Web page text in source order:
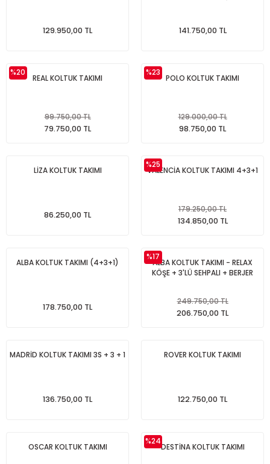
129.950,00 TL 141.750,00 TL
%20
REAL KOLTUK TAKIMI
99.750,00 TL
79.750,00 TL
%23
POLO KOLTUK TAKIMI
129.000,00 TL
98.750,00 TL
LİZA KOLTUK TAKIMI
86.250,00 TL
%25
VALENCİA KOLTUK TAKIMI 4+3+1
179.250,00 TL
134.850,00 TL
ALBA KOLTUK TAKIMI (4+3+1)
178.750,00 TL
%17
ALBA KOLTUK TAKIMI - RELAX
KÖŞE + 3'LÜ SEHPALI + BERJER
249.750,00 TL
206.750,00 TL
MADRİD KOLTUK TAKIMI 3S + 3 + 1
136.750,00 TL
ROVER KOLTUK TAKIMI
122.750,00 TL
OSCAR KOLTUK TAKIMI
%24
DESTİNA KOLTUK TAKIMI